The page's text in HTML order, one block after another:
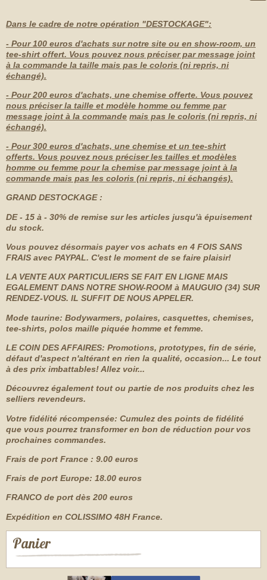
Dans le cadre de notre opération "DESTOCKAGE":
- Pour 100 euros d'achats sur notre site ou en show-room, un
tee-shirt offert. Vous pouvez nous préciser par message joint
à la commande la taille mais pas le coloris (ni repris, ni
échangé).
- Pour 200 euros d'achats, une chemise offerte. Vous pouvez
nous préciser la taille et modèle homme ou femme par
message joint à la commande mais pas le coloris (ni repris, ni
échangé).
- Pour 300 euros d'achats, une chemise et un tee-shirt
offerts. Vous pouvez nous préciser les tailles et modèles
homme ou femme pour la chemise par message joint à la
commande mais pas les coloris (ni repris, ni échangés).
GRAND DESTOCKAGE :
DE - 15 à - 30% de remise sur les articles jusqu'à épuisement
du stock.
Vous pouvez désormais payer vos achats en 4 FOIS SANS
FRAIS avec PAYPAL. C'est le moment de se faire plaisir!
LA VENTE AUX PARTICULIERS SE FAIT EN LIGNE MAIS
EGALEMENTDANS NOTRE SHOW-ROOM à MAUGUIO (34) SUR
RENDEZ-VOUS. IL SUFFIT DE NOUS APPELER.
Mode taurine: Bodywarmers, polaires, casquettes, chemises,
tee-shirts, polos maille piquée homme et femme.
LE COIN DES AFFAIRES: Promotions, prototypes, fin de série,
défaut d'aspect n'altérant en rien la qualité, occasion... Le tout
à des prix imbattables! Allez voir...
Découvrez également tout ou partie de nos produits chez les
selliers revendeurs.
Votre fidélité récompensée: Cumulez des points de fidélité
que vous pourrez transformer en bon de réduction pour vos
prochaines commandes.
Frais de port France : 9.00 euros
Frais de port Europe: 18.00 euros
FRANCO de port dès 200 euros
Expédition en COLISSIMO 48H France.
Panier